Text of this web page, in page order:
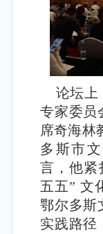
论坛上
专家委员
席奇海林
多斯市
言，他紧
五五” 文
鄂尔多斯
实践路径